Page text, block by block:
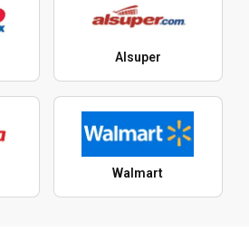
Alsuper
Walmart